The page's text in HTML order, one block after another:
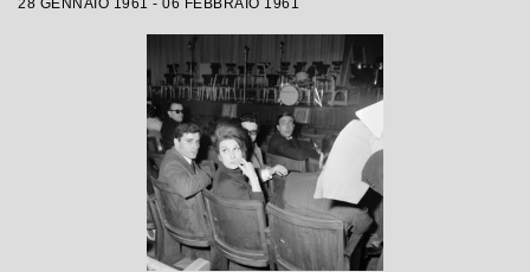
28 GENNAIO 1961 - 06 FEBBRAIO 1961